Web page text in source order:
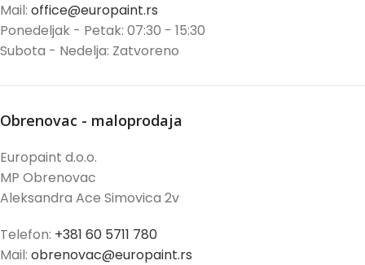
Mail: office@europaint.rs
Ponedeljak - Petak: 07:30 - 15:30
Subota - Nedelja: Zatvoreno
Obrenovac - maloprodaja
Europaint d.o.o.
MP Obrenovac
Aleksandra Ace Simovica 2v
Telefon: +381 60 5711 780
Mail: obrenovac@europaint.rs